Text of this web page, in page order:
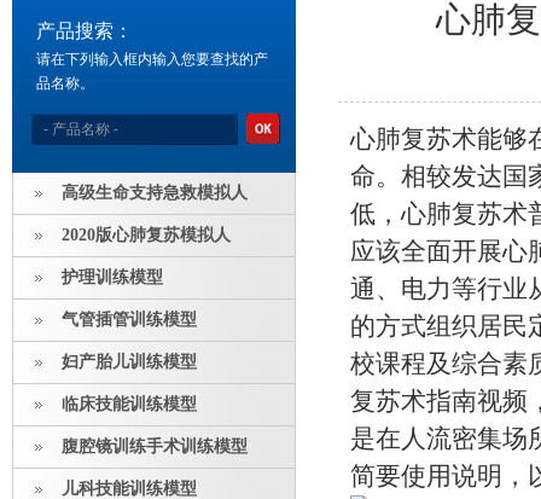
产品搜索：
请在下列输入框内输入您要查找的产
品名称。
高级生命支持急救模拟人
2020版心肺复苏模拟人
护理训练模型
气管插管训练模型
妇产胎儿训练模型
临床技能训练模型
腹腔镜训练手术训练模型
儿科技能训练模型
心肺
心肺复苏术能够
命。相较发达国
低，心肺复苏术
应该全面开展心
通、电力等行业
的方式组织居民
校课程及综合素
复苏术指南视频
是在人流密集场
简要使用说明，